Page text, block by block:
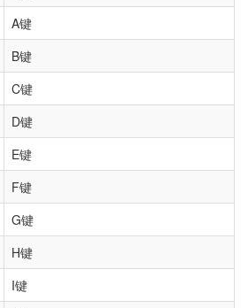
A键
B键
C键
D键
E键
F键
G键
H键
I键